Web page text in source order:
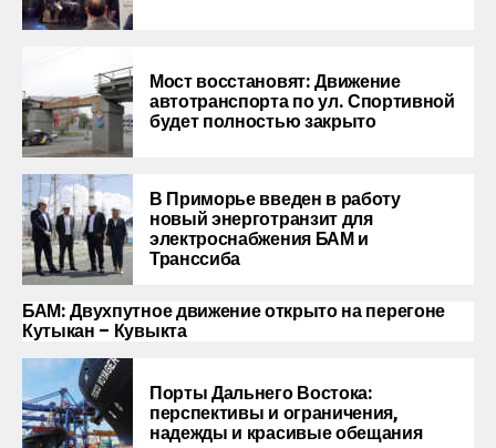
Мост восстановят: Движение
автотранспорта по ул. Спортивной
будет полностью закрыто
В Приморье введен в работу
новый энерготранзит для
электроснабжения БАМ и
Транссиба
БАМ: Двухпутное движение открыто на перегоне
Кутыкан – Кувыкта
Порты Дальнего Востока:
перспективы и ограничения,
надежды и красивые обещания